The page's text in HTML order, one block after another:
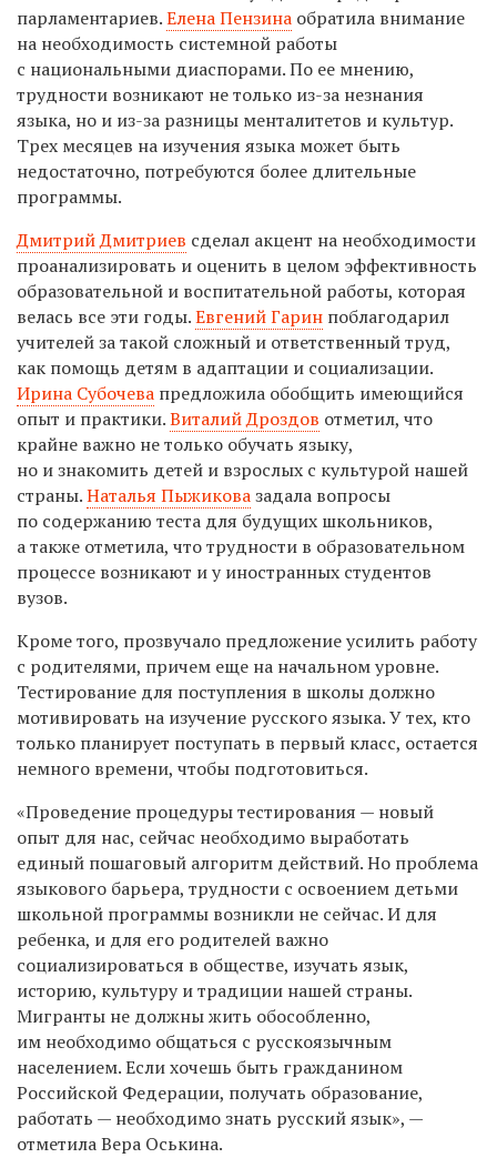
парламентариев.Елена Пензина обратила внимание
на необходимость системной работы
с национальными диаспорами. По ее мнению,
трудности возникают не только из-за незнания
языка, но и из-за разницы менталитетов и культур.
Трех месяцев на изучения языка может быть
недостаточно, потребуются более длительные
программы.
Дмитрий Дмитриев сделал акцент на необходимости
проанализировать и оценить в целом эффективность
образовательной и воспитательной работы, которая
велась все эти годы.Евгений Гарин поблагодарил
учителей за такой сложный и ответственный труд,
как помощь детям в адаптации и социализации.
Ирина Субочева предложила обобщить имеющийся
опыт и практики.Виталий Дроздов отметил, что
крайне важно не только обучать языку,
но и знакомить детей и взрослых с культурой нашей
страны.Наталья Пыжиковазадала вопросы
по содержанию теста для будущих школьников,
а также отметила, что трудности в образовательном
процессе возникают и у иностранных студентов
вузов.
Кроме того, прозвучало предложение усилить работу
с родителями, причем еще на начальном уровне.
Тестирование для поступления в школы должно
мотивировать на изучение русского языка. У тех, кто
только планирует поступать в первый класс, остается
немного времени, чтобы подготовиться.
«Проведение процедуры тестирования — новый
опыт для нас, сейчас необходимо выработать
единый пошаговый алгоритм действий. Но проблема
языкового барьера, трудности с освоением детьми
школьной программы возникли не сейчас. И для
ребенка, и для его родителей важно
социализироваться в обществе, изучать язык,
историю, культуру и традиции нашей страны.
Мигранты не должны жить обособленно,
им необходимо общаться с русскоязычным
населением. Если хочешь быть гражданином
Российской Федерации, получать образование,
работать — необходимо знать русский язык», —
отметила Вера Оськина.